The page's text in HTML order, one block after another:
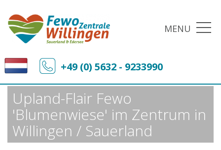
MENU
+49 (0) 5632 - 9233990
Fewo-Zentrale Willingen
Sonderangebote
Upland-Flair Fewo 'Blumenwiese' im Zentrum in Willingen / Sauerland
Upland-Flair Fewo
'Blumenwiese' im Zentrum in
Willingen / Sauerland